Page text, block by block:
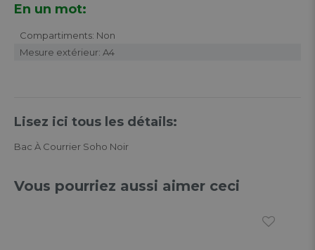
En un mot:
Compartiments: Non
Mesure extérieur: A4
Lisez ici tous les détails:
Bac À Courrier Soho Noir
Vous pourriez aussi aimer ceci